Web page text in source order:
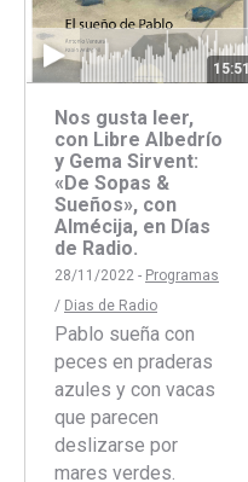
15:51
Nos gusta leer,
con Libre Albedrío
y Gema Sirvent:
«De Sopas &
Sueños», con
Almécija, en Días
de Radio.
28/11/2022 - Programas
/ Dias de Radio
Pablo sueña con
peces en praderas
azules y con vacas
que parecen
deslizarse por
mares verdes.